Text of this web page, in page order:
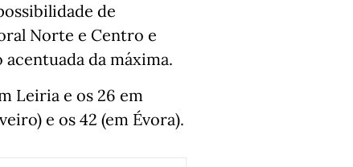
de
Norte e Centro e
da máxima.
Leiria e os 26 em
e os 42 (em Évora).